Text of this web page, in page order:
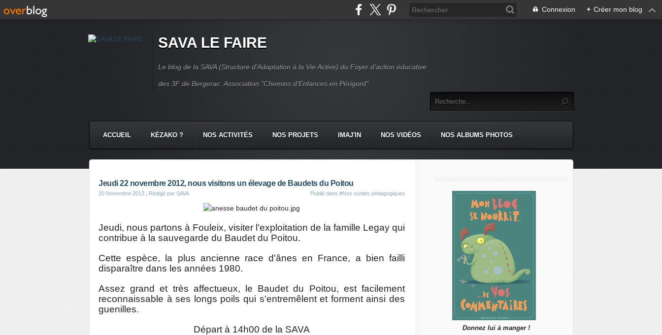
Connexion + Créer mon blog
SAVA LE FAIRE
Le blog de la SAVA (Structure d'Adaptation à la Vie Active) du Foyer d'action éducative
des 3F de Bergerac. Association "Chemins d'Enfances en Périgord"
ACCUEIL KÉZAKO ? NOS ACTIVITÉS NOS PROJETS IMAJ'IN NOS VIDÉOS NOS ALBUMS PHOTOS
Jeudi 22 novembre 2012, nous visitons un élevage de Baudets du Poitou
20 Novembre 2012 , Rédigé par SAVA Publié dans #Nos sorties pédagogiques
Jeudi, nous partons à Fouleix, visiter l'exploitation de la famille Legay qui
contribue à la sauvegarde du Baudet du Poitou.
Cette espèce, la plus ancienne race d'ânes en France, a bien failli
disparaître dans les années 1980.
Assez grand et très affectueux, le Baudet du Poitou, est facilement
reconnaissable à ses longs poils qui s'entremêlent et forment ainsi des
guenilles.
Départ à 14h00 de la SAVA
Donnez lui à manger !